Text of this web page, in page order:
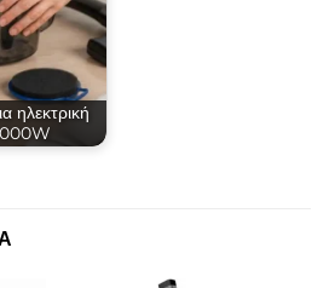
ηλεκτρική